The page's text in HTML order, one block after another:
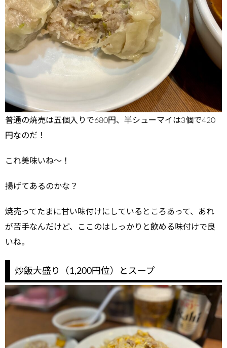
普通の焼売は五個入りで680円、半シューマイは3個で420
円なのだ！
これ美味いね～！
揚げてあるのかな？
焼売ってたまに甘い味付けにしているところあって、あれ
が苦手なんだけど、ここのはしっかりと飲める味付けで良
いね。
炒飯大盛り（1,200円位）とスープ